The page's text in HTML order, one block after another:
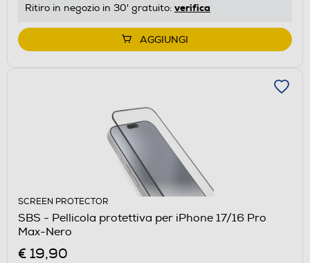
Ritiro in negozio in 30' gratuito: verifica
AGGIUNGI
SCREEN PROTECTOR
SBS - Pellicola protettiva per iPhone 17/16 Pro
Max-Nero
€ 19,90